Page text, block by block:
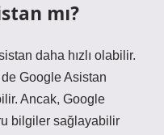
mı?
daha hızlı olabilir.
Google Asistan
Ancak, Google
bilgiler sağlayabilir